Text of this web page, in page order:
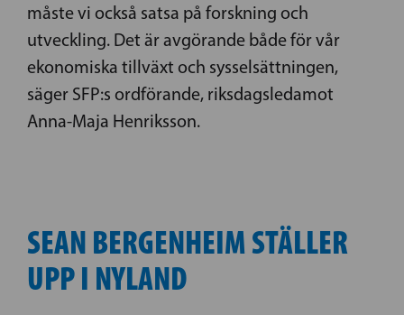
måste vi också satsa på forskning och
utveckling. Det är avgörande både för vår
ekonomiska tillväxt och sysselsättningen,
säger SFP:s ordförande, riksdagsledamot
Anna-Maja Henriksson.
SEAN BERGENHEIM STÄLLER
UPP I NYLAND